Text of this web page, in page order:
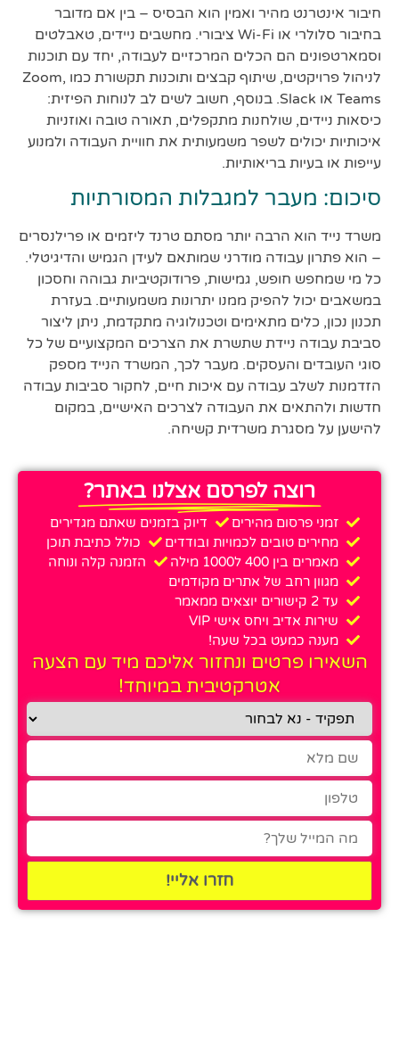
חיבור אינטרנט מהיר ואמין הוא הבסיס – בין אם מדובר
בחיבור סלולרי או Wi-Fi ציבורי. מחשבים ניידים, טאבלטים
וסמארטפונים הם הכלים המרכזיים לעבודה, יחד עם תוכנות
לניהול פרויקטים, שיתוף קבצים ותוכנות תקשורת כמו Zoom,
Teams או Slack. בנוסף, חשוב לשים לב לנוחות הפיזית:
כיסאות ניידים, שולחנות מתקפלים, תאורה טובה ואוזניות
איכותיות יכולים לשפר משמעותית את חוויית העבודה ולמנוע
עייפות או בעיות בריאותיות.
סיכום: מעבר למגבלות המסורתיות
משרד נייד הוא הרבה יותר מסתם טרנד ליזמים או פרילנסרים
– הוא פתרון עבודה מודרני שמותאם לעידן הגמיש והדיגיטלי.
כל מי שמחפש חופש, גמישות, פרודוקטיביות גבוהה וחסכון
במשאבים יכול להפיק ממנו יתרונות משמעותיים. בעזרת
תכנון נכון, כלים מתאימים וטכנולוגיה מתקדמת, ניתן ליצור
סביבת עבודה ניידת שתשרת את הצרכים המקצועיים של כל
סוגי העובדים והעסקים. מעבר לכך, המשרד הנייד מספק
הזדמנות לשלב עבודה עם איכות חיים, לחקור סביבות עבודה
חדשות ולהתאים את העבודה לצרכים האישיים, במקום
להישען על מסגרת משרדית קשיחה.
רוצה לפרסם אצלנו באתר?
זמני פרסום מהירים
דיוק בזמנים שאתם מגדירים
מחירים טובים לכמויות ובודדים
כולל כתיבת תוכן
מאמרים בין 400 ל1000 מילה
הזמנה קלה ונוחה
מגוון רחב של אתרים מקודמים
עד 2 קישורים יוצאים ממאמר
שירות אדיב ויחס אישי VIP
מענה כמעט בכל שעה!
השאירו פרטים ונחזור אליכם מיד עם הצעה
אטרקטיבית במיוחד!
חזרו אליי!